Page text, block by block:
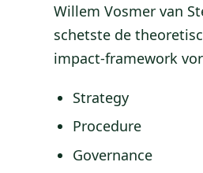
Willem Vosmer van
schetste de
impact-framework
Strategy
Procedure
Governance